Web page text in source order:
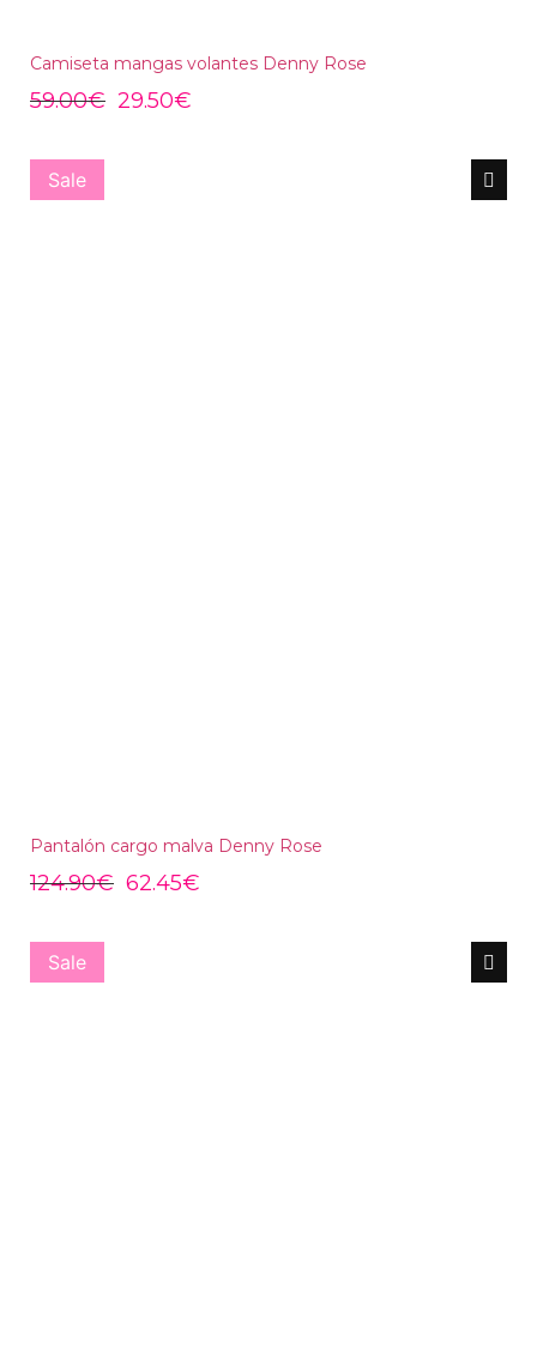
Camiseta mangas volantes Denny Rose
59.00€ 29.50€
Sale
Pantalón cargo malva Denny Rose
124.90€ 62.45€
Sale